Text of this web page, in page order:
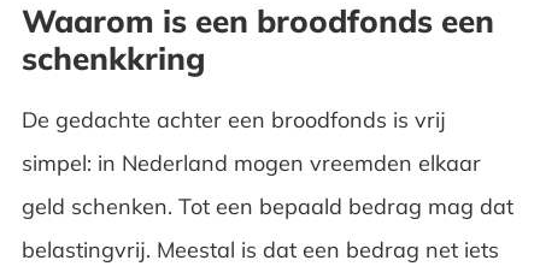
Waarom is een broodfonds een
schenkkring
De gedachte achter een broodfonds is vrij
simpel: in Nederland mogen vreemden elkaar
geld schenken. Tot een bepaald bedrag mag dat
belastingvrij. Meestal is dat een bedrag net iets